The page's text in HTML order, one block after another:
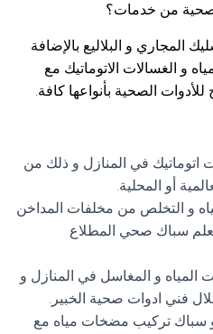
صحية من خدمات؟
المجاري و البلاليع بالإضافة
و الغسالات الاتوماتيك مع
الصحية بأنواعها كافة.
في المنازل و ذلك من
أو المحلية.
و التخلص من مخلفات المداخن
سباك صحي المطلاع
المياه و المغاسل في المنازل و
فني ادوات صحية الخبير.
سباك تركيب مضخات مياه مع